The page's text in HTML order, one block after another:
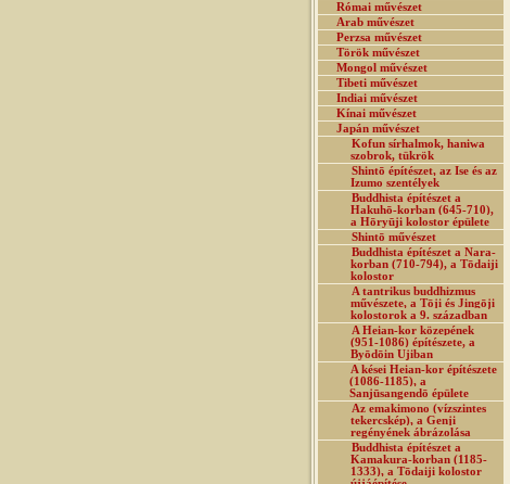
Római művészet
Arab művészet
Perzsa művészet
Török művészet
Mongol művészet
Tibeti művészet
Indiai művészet
Kínai művészet
Japán művészet
Kofun sírhalmok, haniwa
szobrok, tükrök
Shintō építészet, az Ise és az
Izumo szentélyek
Buddhista építészet a
Hakuhō-korban (645-710),
a Hōryūji kolostor épülete
Shintō művészet
Buddhista építészet a Nara-
korban (710-794), a Tōdaiji
kolostor
A tantrikus buddhizmus
művészete, a Tōji és Jingōji
kolostorok a 9. században
A Heian-kor közepének
(951-1086) építészete, a
Byōdōin Ujiban
A kései Heian-kor építészete
(1086-1185), a
Sanjūsangendō épülete
Az emakimono (vízszintes
tekercskép), a Genji
regényének ábrázolása
Buddhista építészet a
Kamakura-korban (1185-
1333), a Tōdaiji kolostor